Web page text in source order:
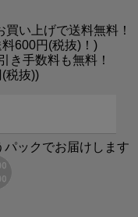
い上げで送料無料！
600円(税抜)！)
き手数料も無料！
税抜))
ックでお届けします